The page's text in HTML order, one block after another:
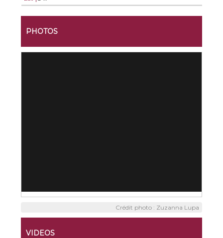
PHOTOS
Crédit photo : Zuzanna Lupa
VIDEOS